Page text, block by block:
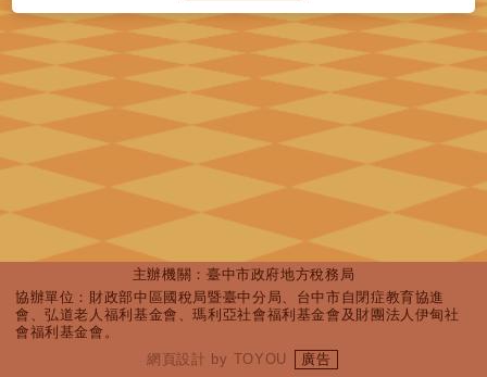
主辦機關：臺中市政府地方稅務局
協辦單位：財政部中區國稅局暨臺中分局、台中市自閉症教育協進
會、弘道老人福利基金會、瑪利亞社會福利基金會及財團法人伊甸社
會福利基金會。
網頁設計
by TOYOU